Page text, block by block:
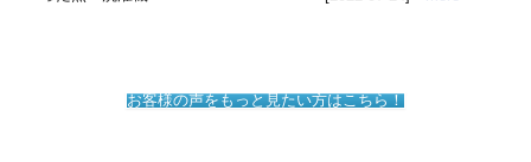
お客様の声をもっと見たい方はこちら！